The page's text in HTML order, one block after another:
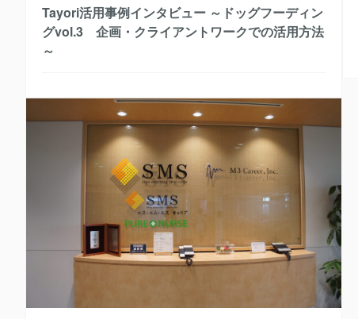
Tayori活用事例インタビュー ～ドッグフーディン
グvol.3 企画・クライアントワークでの活用方法
～